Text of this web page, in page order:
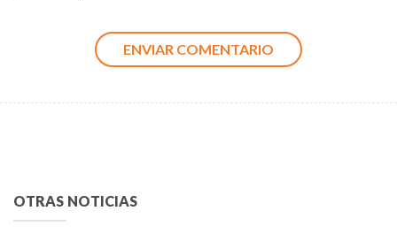
OTRAS NOTICIAS